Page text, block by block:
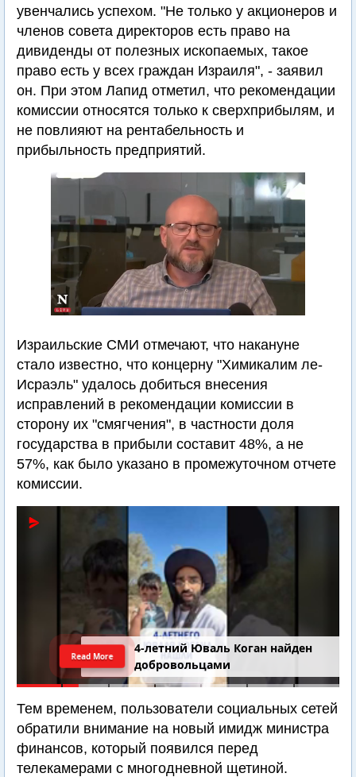
увенчались успехом. "Не только у акционеров и
членов совета директоров есть право на
дивиденды от полезных ископаемых, такое
право есть у всех граждан Израиля", - заявил
он. При этом Лапид отметил, что рекомендации
комиссии относятся только к сверхприбылям, и
не повлияют на рентабельность и
прибыльность предприятий.
Израильские СМИ отмечают, что накануне
стало известно, что концерну "Химикалим ле-
Исраэль" удалось добиться внесения
исправлений в рекомендации комиссии в
сторону их "смягчения", в частности доля
государства в прибыли составит 48%, а не
57%, как было указано в промежуточном отчете
комиссии.
4-летний Юваль Коган найден
добровольцами
Read More
Тем временем, пользователи социальных сетей
обратили внимание на новый имидж министра
финансов, который появился перед
телекамерами с многодневной щетиной.